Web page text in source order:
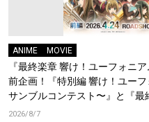
ANIME MOVIE
『最終楽章 響け！ユーフォニ
前企画！『特別編 響け！ユー
サンブルコンテスト〜』と『最
ーフォニアム』前編の一挙上映
2026/8/7